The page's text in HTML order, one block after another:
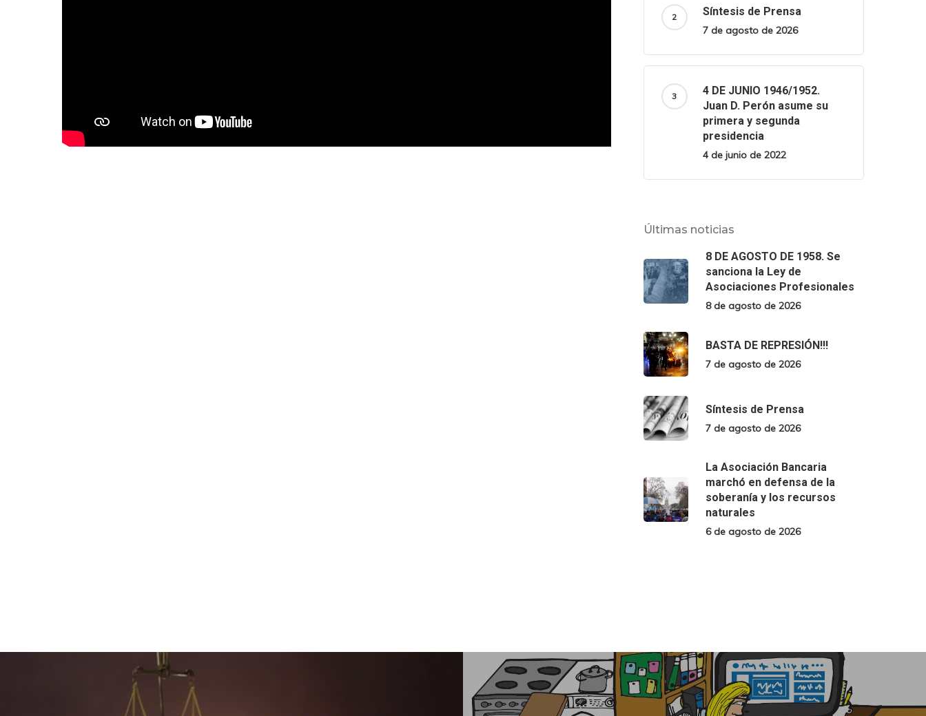
Síntesis de Prensa
7 de agosto de 2026
4 DE JUNIO 1946/1952.
Juan D. Perón asume su
primera y segunda
presidencia
4 de junio de 2022
Últimas noticias
8 DE AGOSTO DE 1958. Se
sanciona la Ley de
Asociaciones Profesionales
8 de agosto de 2026
BASTA DE REPRESIÓN!!!
7 de agosto de 2026
Síntesis de Prensa
7 de agosto de 2026
La Asociación Bancaria
marchó en defensa de la
soberanía y los recursos
naturales
6 de agosto de 2026